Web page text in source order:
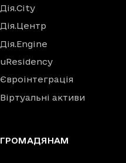
Дія.City
Дія.Центр
Дія.Engine
uResidency
Євроінтеграція
Віртуальні активи
ГРОМАДЯНАМ